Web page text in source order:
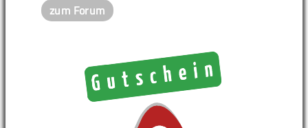
zum Forum